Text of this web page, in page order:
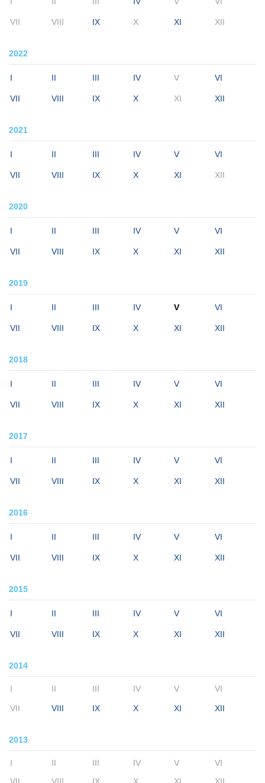
VII VIII IX X XI XII
2022
I II III IV V VI
VII VIII IX X XI XII
2021
I II III IV V VI
VII VIII IX X XI XII
2020
I II III IV V VI
VII VIII IX X XI XII
2019
I II III IV V VI
VII VIII IX X XI XII
2018
I II III IV V VI
VII VIII IX X XI XII
2017
I II III IV V VI
VII VIII IX X XI XII
2016
I II III IV V VI
VII VIII IX X XI XII
2015
I II III IV V VI
VII VIII IX X XI XII
2014
I II III IV V VI
VII VIII IX X XI XII
2013
I II III IV V
VI